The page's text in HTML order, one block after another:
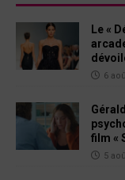
Le «
6
film «
5